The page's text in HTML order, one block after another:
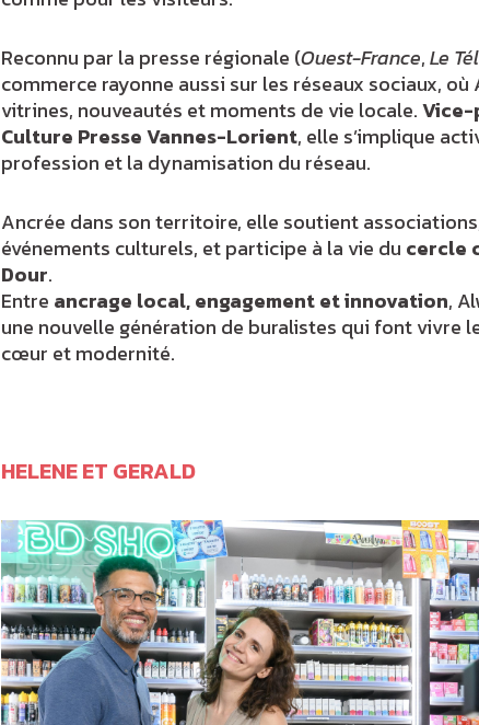
Reconnu par la presse régionale (Ouest-France,Le
commerce rayonne aussi sur les réseaux sociaux, où
vitrines, nouveautés et moments de vie locale.Vice-
Culture Presse Vannes-Lorient, elle s’implique
profession et la dynamisation du réseau.
Ancrée dans son territoire, elle soutient
événements culturels, et participe à la vie du cercle
Dour.
Entre ancrage local, engagement et innovation,
une nouvelle génération de buralistes qui font vivre
cœur et modernité.
HELENE ET GERALD